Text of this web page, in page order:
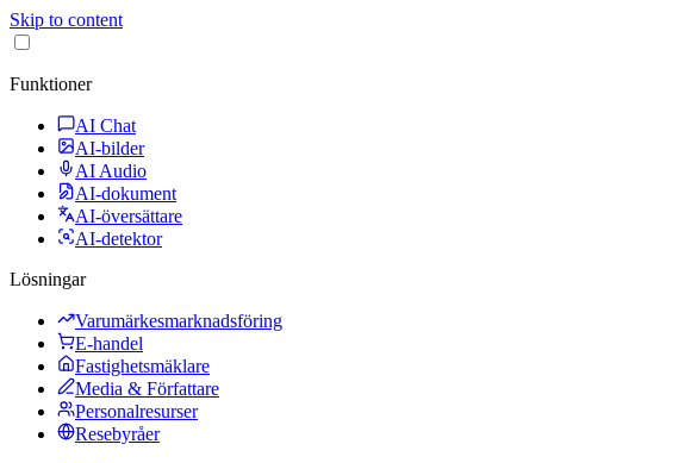
Skip to content
Funktioner
AI Chat
AI-bilder
AI Audio
AI-dokument
AI-översättare
AI-detektor
Lösningar
Varumärkesmarknadsföring
E-handel
Fastighetsmäklare
Media & Författare
Personalresurser
Resebyråer